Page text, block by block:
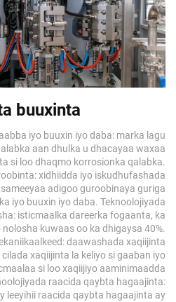
buuxinta
iyo buuxin iyo daba: marka lagu
aan dhulka u dhacayaa waxaa
si loo dhaqmo korrosionka qalabka.
xidhiidda iyo iskudhufashada
adigoo guroobinaya guriga
iyo buuxin iyo daba. Teknoolojiyada
isticmaalka dareerka fogaanta, ka
kuwaas oo ka dhigaysa 40%.
daawashada xaqiijinta
xaqiijinta la keliyo si gaaban iyo
si loo xaqiijiyo aaminimaadda
raacida qaybta hagaajinta:
leeyihii raacida qaybta hagaajinta ay